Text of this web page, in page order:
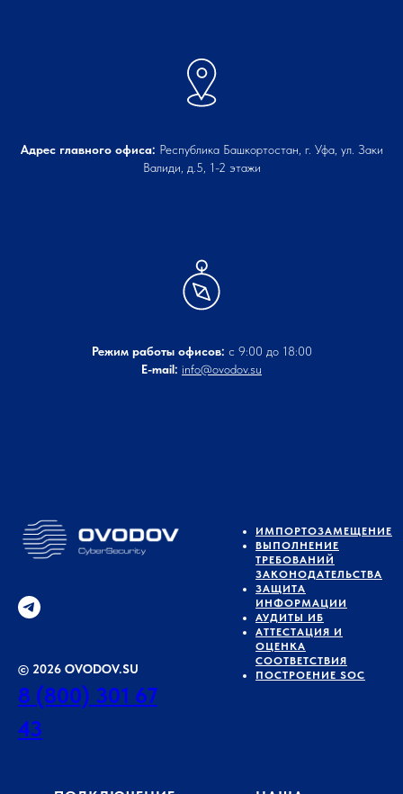
Адрес главного офиса: Республика Башкортостан, г. Уфа, ул. Заки
Валиди, д.5, 1-2 этажи
Режим работы офисов: с 9:00 до 18:00
E-mail: info@ovodov.su
© 2026 OVODOV.SU
8 (800) 301 67
43
ИМПОРТОЗАМЕЩЕНИЕ
ВЫПОЛНЕНИЕ
ТРЕБОВАНИЙ
ЗАКОНОДАТЕЛЬСТВА
ЗАЩИТА
ИНФОРМАЦИИ
АУДИТЫ ИБ
АТТЕСТАЦИЯ И
ОЦЕНКА
СООТВЕТСТВИЯ
ПОСТРОЕНИЕ SOC